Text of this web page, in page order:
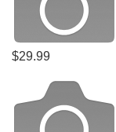
$29.99